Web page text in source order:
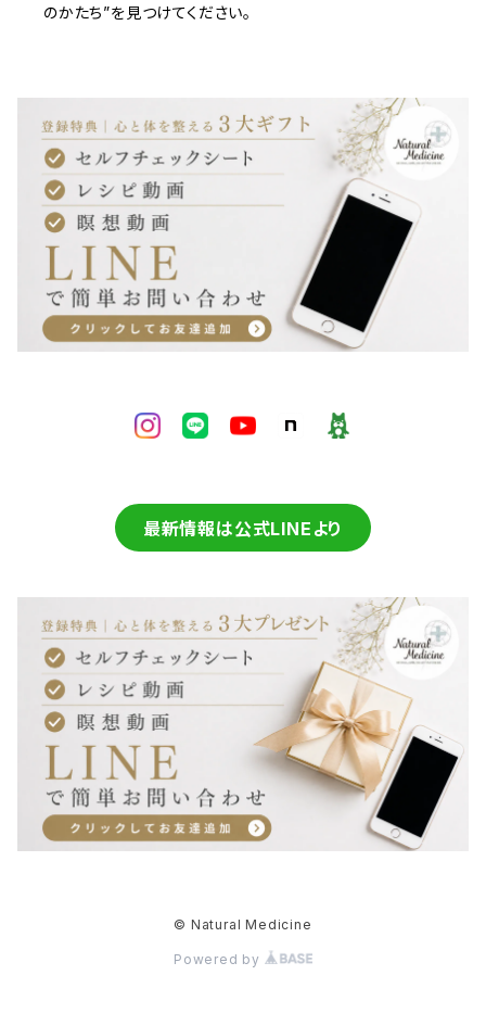
のかたち”を見つけてください。
最新情報は公式LINEより
© Natural Medicine
Powered by